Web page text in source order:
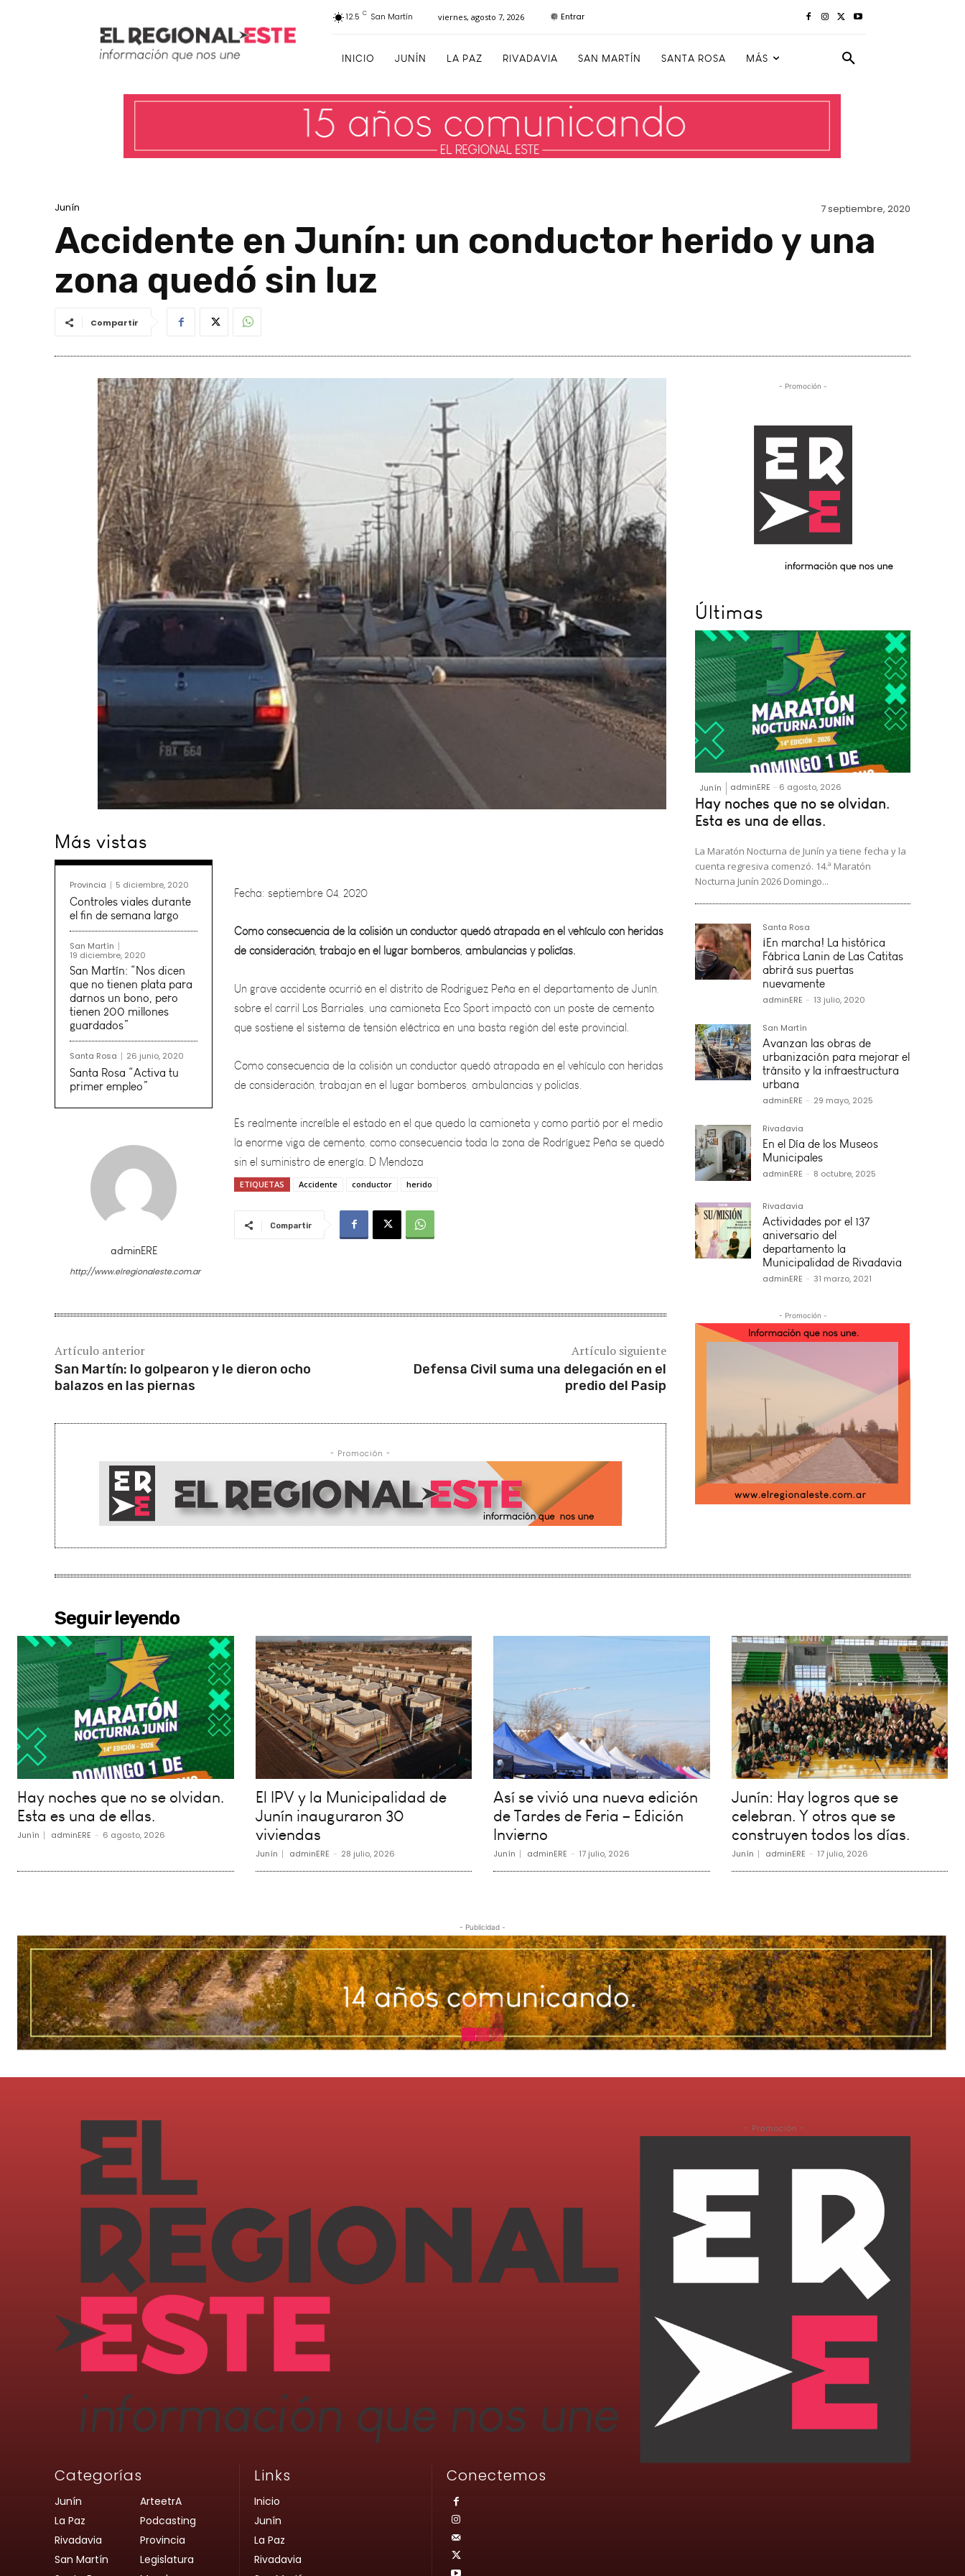
12.5 C San Martín viernes, agosto 7, 2026 Entrar
INICIO JUNÍN LA PAZ RIVADAVIA SAN MARTÍN SANTA ROSA MÁS
Junín 7 septiembre, 2020
Accidente en Junín: un conductor herido y una
zona quedó sin luz
Compartir
Más vistas
Provincia 5 diciembre, 2020
Controles viales durante
el fin de semana largo
San Martín
19 diciembre, 2020
San Martín: “Nos dicen
que no tienen plata para
darnos un bono, pero
tienen 200 millones
guardados”
Santa Rosa 26 junio, 2020
Santa Rosa “Activa tu
primer empleo”
adminERE
http://www.elregionaleste.com.ar
Como consecuencia de la colisión un conductor quedó atrapada en el vehículo con heridas
de consideración, trabajo en el lugar bomberos, ambulancias y policías.
Un grave accidente ocurrió en el distrito de Rodriguez Peña en el departamento de Junín,
sobre el carril Los Barriales, una camioneta Eco Sport impactó con un poste de cemento
que sostiene el sistema de tensión eléctrica en una basta región del este provincial.
Como consecuencia de la colisión un conductor quedó atrapada en el vehículo con heridas
de consideración, trabajan en el lugar bomberos, ambulancias y policías.
Es realmente increíble el estado en el que quedo la camioneta y como partió por el medio
la enorme viga de cemento, como consecuencia toda la zona de Rodríguez Peña se quedó
sin el suministro de energía. D Mendoza
ETIQUETAS Accidente conductor herido
Compartir
Artículo anterior
San Martín: lo golpearon y le dieron ocho
balazos en las piernas
Artículo siguiente
Defensa Civil suma una delegación en el
predio del Pasip
- Promoción -
- Promoción -
Últimas
Junín adminERE - 6 agosto, 2026
Hay noches que no se olvidan.
Esta es una de ellas.
La Maratón Nocturna de Junín ya tiene fecha y la
cuenta regresiva comenzó. 14.ª Maratón
Nocturna Junín 2026 Domingo...
Santa Rosa
¡En marcha! La histórica
Fábrica Lanin de Las Catitas
abrirá sus puertas
nuevamente
adminERE - 13 julio, 2020
San Martín
Avanzan las obras de
urbanización para mejorar el
tránsito y la infraestructura
urbana
adminERE - 29 mayo, 2025
Rivadavia
En el Día de los Museos
Municipales
adminERE - 8 octubre, 2025
Rivadavia
Actividades por el 137º
aniversario del
departamento la
Municipalidad de Rivadavia
adminERE - 31 marzo, 2021
- Promoción -
Seguir leyendo
Hay noches que no se olvidan.
Esta es una de ellas.
Junín adminERE - 6 agosto, 2026
El IPV y la Municipalidad de
Junín inauguraron 30
viviendas
Junín adminERE - 28 julio, 2026
Así se vivió una nueva edición
de Tardes de Feria – Edición
Invierno
Junín adminERE - 17 julio, 2026
Junín: Hay logros que se
celebran. Y otros que se
construyen todos los días.
Junín adminERE - 17 julio, 2026
- Publicidad -
Categorías
Junín
La Paz
Rivadavia
San Martín
ArteetrA
Podcasting
Provincia
Legislatura
Links
Inicio
Junín
La Paz
Rivadavia
Conectemos
- Promoción -